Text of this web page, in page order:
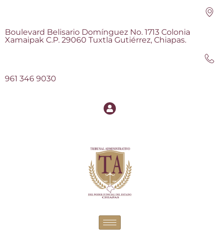
Boulevard Belisario Domínguez No. 1713 Colonia
Xamaipak C.P. 29060 Tuxtla Gutiérrez, Chiapas.
961 346 9030